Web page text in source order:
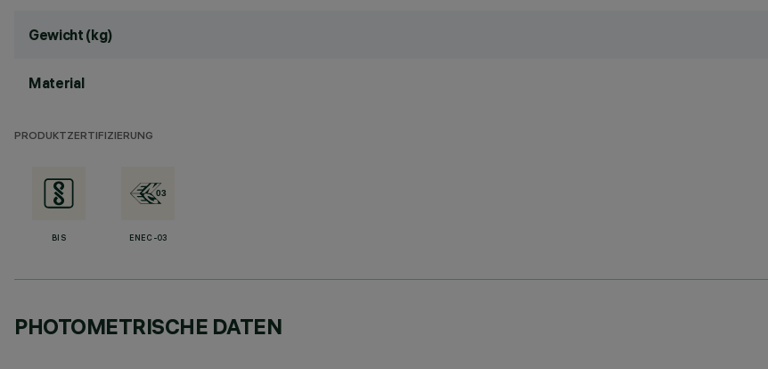
Gewicht (kg)
Material
PRODUKTZERTIFIZIERUNG
BIS ENEC-03
PHOTOMETRISCHE DATEN